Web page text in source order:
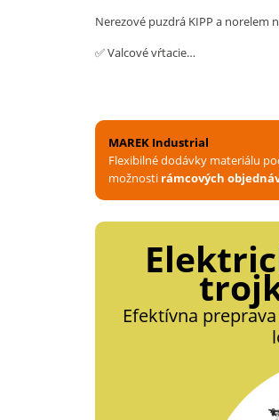
Nerezové puzdrá KIPP a norelem
✅ Valcové vŕtacie…
MAREK Industrial
Flexibilné dodávky materiálu
možnosti rámcových
Efektívna